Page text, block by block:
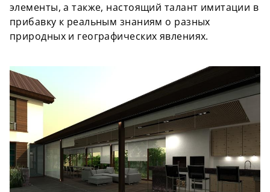
элементы, а также, настоящий талант имитации в
прибавку к реальным знаниям о разных
природных и географических явлениях.